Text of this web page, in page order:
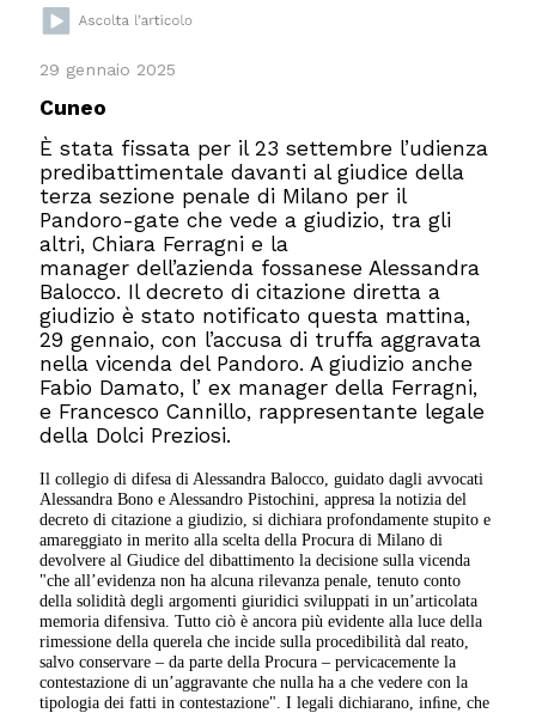
29 gennaio 2025
Cuneo
È stata fissata per il 23 settembre l’udienza
predibattimentale davanti al giudice della
terza sezione penale di Milano per il
Pandoro-gate che vede a giudizio, tra gli
altri, Chiara Ferragni e la
manager dell’azienda fossanese Alessandra
Balocco. Il decreto di citazione diretta a
giudizio è stato notificato questa mattina,
29 gennaio, con l’accusa di truffa aggravata
nella vicenda del Pandoro. A giudizio anche
Fabio Damato, l’ ex manager della Ferragni,
e Francesco Cannillo, rappresentante legale
della Dolci Preziosi.
Il collegio di difesa di Alessandra Balocco, guidato dagli avvocati
Alessandra Bono e Alessandro Pistochini, appresa la notizia del
decreto di citazione a giudizio, si dichiara profondamente stupito e
amareggiato in merito alla scelta della Procura di Milano di
devolvere al Giudice del dibattimento la decisione sulla vicenda
"che all’evidenza non ha alcuna rilevanza penale, tenuto conto
della solidità degli argomenti giuridici sviluppati in un’articolata
memoria difensiva. Tutto ciò è ancora più evidente alla luce della
rimessione della querela che incide sulla procedibilità dal reato,
salvo conservare – da parte della Procura – pervicacemente la
contestazione di un’aggravante che nulla ha a che vedere con la
tipologia dei fatti in contestazione". I legali dichiarano, inﬁne, che